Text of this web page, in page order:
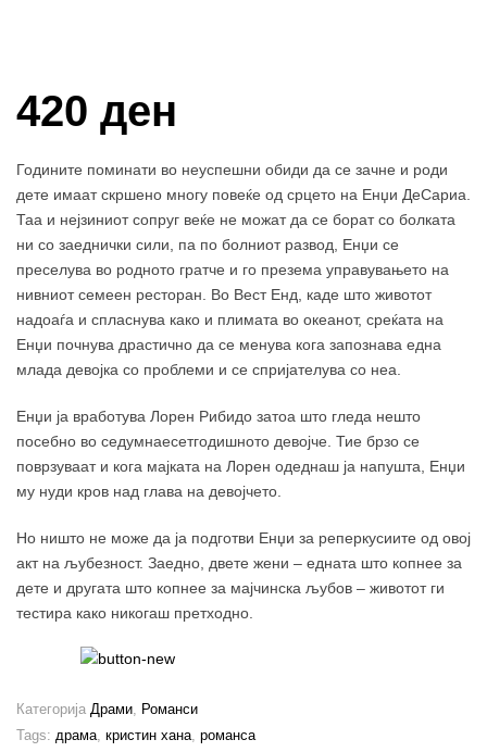
420 ден
Годините поминати во неуспешни обиди да се зачне и роди
дете имаат скршено многу повеќе од срцето на Енџи ДеСариа.
Таа и нејзиниот сопруг веќе не можат да се борат со болката
ни со заеднички сили, па по болниот развод, Енџи се
преселува во родното гратче и го презема управувањето на
нивниот семеен ресторан. Во Вест Енд, каде што животот
надоаѓа и спласнува како и плимата во океанот, среќата на
Енџи почнува драстично да се менува кога запознава една
млада девојка со проблеми и се спријателува со неа.
Енџи ја вработува Лорен Рибидо затоа што гледа нешто
посебно во седумнаесетгодишното девојче. Тие брзо се
поврзуваат и кога мајката на Лорен одеднаш ја напушта, Енџи
му нуди кров над глава на девојчето.
Но ништо не може да ја подготви Енџи за реперкусиите од овој
акт на љубезност. Заедно, двете жени – едната што копнее за
дете и другата што копнее за мајчинска љубов – животот ги
тестира како никогаш претходно.
Категорија Драми, Романси
Tags: драма, кристин хана, романса